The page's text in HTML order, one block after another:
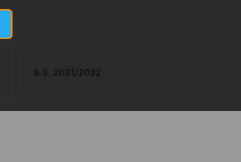
A.S. 2021/2022